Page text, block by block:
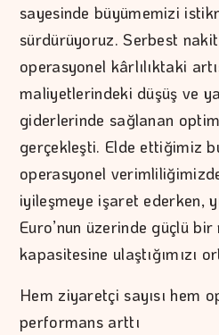
sayesinde büyümemizi
sürdürüyoruz. Serbest nakit
operasyonel kârlılıktaki
maliyetlerindeki düşüş ve
giderlerinde sağlanan
gerçekleşti. Elde ettiğimiz
operasyonel
iyileşmeye işaret ederken,
Euro’nun üzerinde güçlü
kapasitesine ulaştığımızı
Hem ziyaretçi sayısı hem
performans arttı